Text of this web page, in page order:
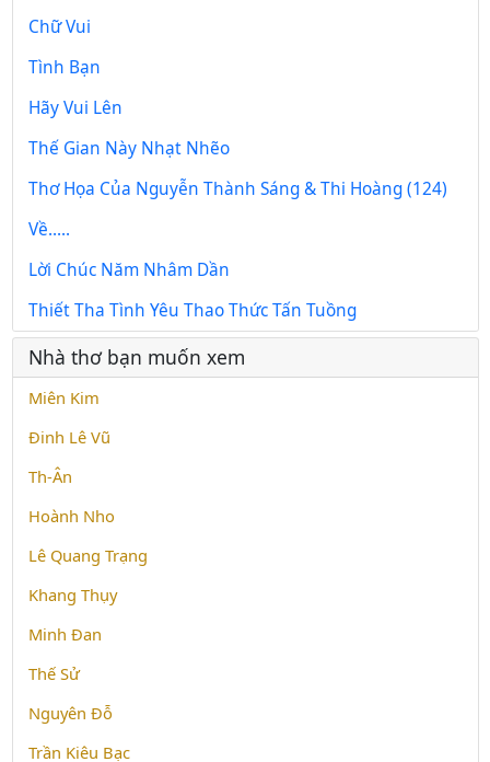
Chữ Vui
Tình Bạn
Hãy Vui Lên
Thế Gian Này Nhạt Nhẽo
Thơ Họa Của Nguyễn Thành Sáng & Thi Hoàng (124)
Về.....
Lời Chúc Năm Nhâm Dần
Thiết Tha Tình Yêu Thao Thức Tấn Tuồng
Nhà thơ bạn muốn xem
Miên Kim
Đinh Lê Vũ
Th-Ân
Hoành Nho
Lê Quang Trạng
Khang Thụy
Minh Đan
Thế Sử
Nguyên Ðỗ
Trần Kiêu Bạc